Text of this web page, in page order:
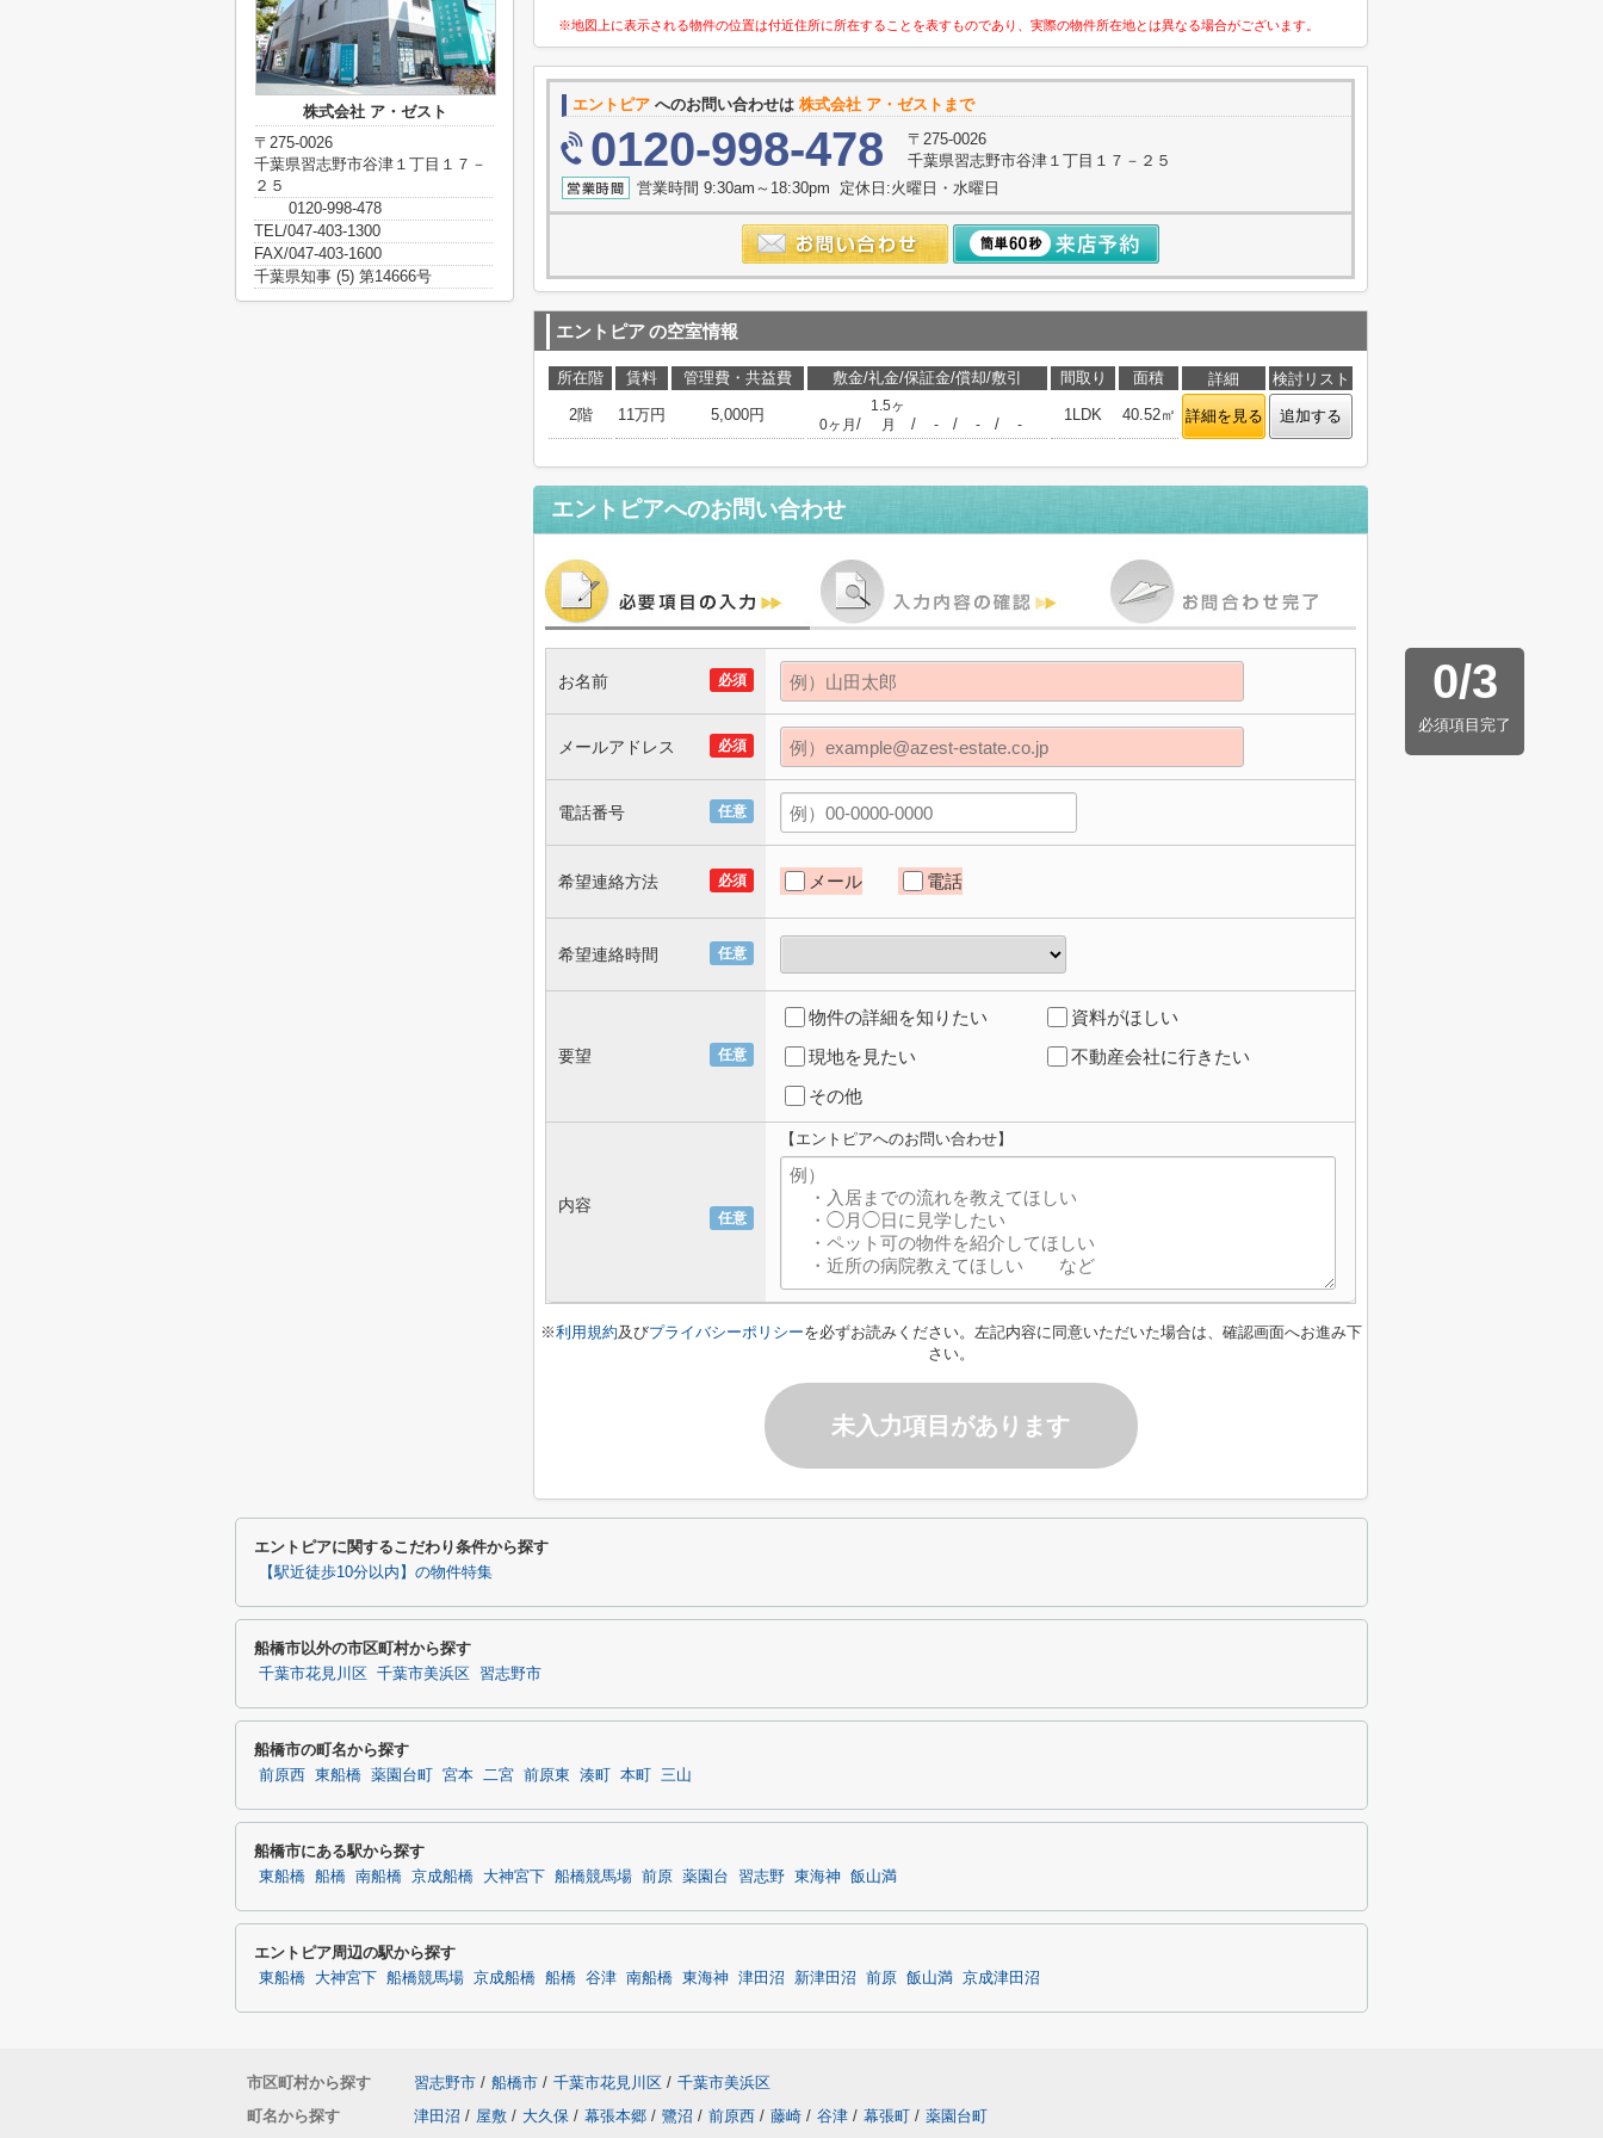
※地図上に表示される物件の位置は付近住所に所在することを表すものであり、実際の物件所在地とは異なる場合がございます。
エントピア へのお問い合わせは 株式会社 ア・ゼストまで
0120-998-478
〒275-0026
千葉県習志野市谷津１丁目１７－２５
営業時間 9:30am～18:30pm 定休日:火曜日・水曜日
エントピアの空室情報
所在階 賃料 管理費・共益費 敷金/礼金/保証金/償却/敷引 間取り 面積 詳細
検討リスト
2階
11万円 5,000円
0ヶ月 /
1.5ヶ
月
/ - / - / -
1LDK 40.52㎡ 詳細を見る 追加する
エントピアへのお問い合わせ
0/3
必須項目完了
必須
お名前
必須
メールアドレス
任意
電話番号
必須
希望連絡方法 メール 電話
任意
希望連絡時間
任意
要望
物件の詳細を知りたい
資料がほしい
現地を見たい
不動産会社に行きたい
その他
任意
内容
【エントピアへのお問い合わせ】
※利用規約及びプライバシーポリシーを必ずお読みください。左記内容に同意いただいた場合は、確認画面へお進み下
さい。
未入力項目があります
株式会社 ア・ゼスト
〒275-0026
千葉県習志野市谷津１丁目１７－
２５
0120-998-478
TEL/047-403-1300
FAX/047-403-1600
千葉県知事 (5) 第14666号
エントピアに関するこだわり条件から探す
【駅近徒歩10分以内】の物件特集
船橋市以外の市区町村から探す
千葉市花見川区 千葉市美浜区 習志野市
船橋市の町名から探す
前原西 東船橋 薬園台町 宮本 二宮 前原東 湊町 本町 三山
船橋市にある駅から探す
東船橋 船橋 南船橋 京成船橋 大神宮下 船橋競馬場 前原 薬園台 習志野 東海神 飯山満
エントピア周辺の駅から探す
東船橋 大神宮下 船橋競馬場 京成船橋 船橋 谷津 南船橋 東海神 津田沼 新津田沼 前原 飯山満 京成津田沼
市区町村から探す 習志野市 / 船橋市 / 千葉市花見川区 / 千葉市美浜区
町名から探す
津田沼 / 屋敷 / 大久保 / 幕張本郷 / 鷺沼 / 前原西 / 藤崎 / 谷津 / 幕張町 / 薬園台町